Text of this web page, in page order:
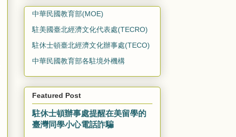
中華民國教育部(MOE)
駐美國臺北經濟文化代表處(TECRO)
駐休士頓臺北經濟文化辦事處(TECO)
中華民國教育部各駐境外機構
Featured Post
駐休士頓辦事處提醒在美留學的
臺灣同學小心電話詐騙